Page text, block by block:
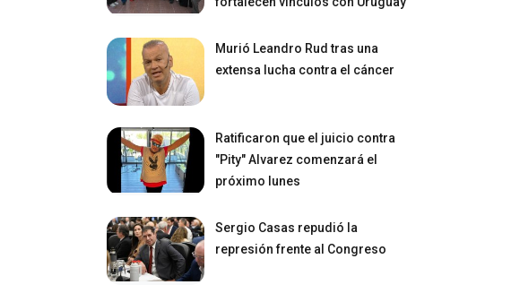
Murió Leandro Rud tras una
extensa lucha contra el cáncer
Ratificaron que el juicio contra
"Pity" Alvarez comenzará el
próximo lunes
Sergio Casas repudió la
represión frente al Congreso